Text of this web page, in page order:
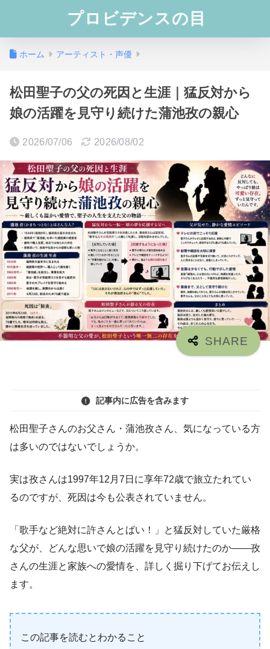
プロビデンスの目
ホーム アーティスト・声優
松田聖子の父の死因と生涯｜猛反対から
娘の活躍を見守り続けた蒲池孜の親心
2026/07/06 2026/08/02
記事内に広告を含みます
松田聖子さんのお父さん・蒲池孜さん、気になっている方
は多いのではないでしょうか。
実は孜さんは1997年12月7日に享年72歳で旅立たれてい
るのですが、死因は今も公表されていません。
「歌手など絶対に許さんとばい！」と猛反対していた厳格
な父が、どんな思いで娘の活躍を見守り続けたのか——孜
さんの生涯と家族への愛情を、詳しく掘り下げてお伝えし
ます。
この記事を読むとわかること